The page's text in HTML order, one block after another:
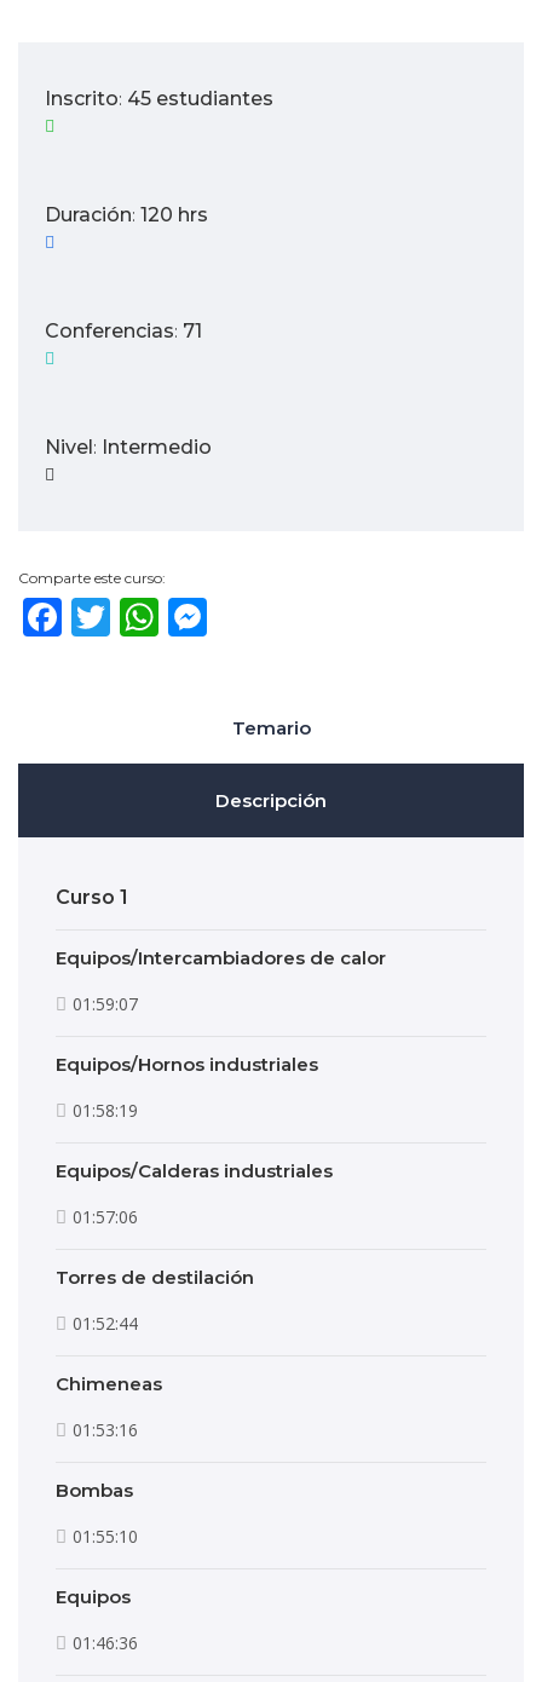
Inscrito: 45 estudiantes
Duración: 120 hrs
Conferencias: 71
Nivel: Intermedio
Comparte este curso:
Facebook
TwitterWhatsApp
Temario
Descripción
Curso 1
Equipos/Intercambiadores de calor
01:59:07
Equipos/Hornos industriales
01:58:19
Equipos/Calderas industriales
01:57:06
Torres de destilación
01:52:44
Chimeneas
01:53:16
Bombas
01:55:10
Equipos
01:46:36